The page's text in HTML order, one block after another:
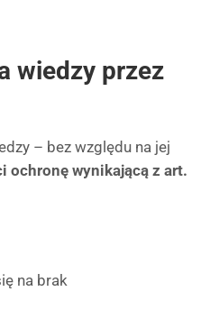
wiedzy przez
– bez względu na jej
ochronę wynikającą z art.
na brak